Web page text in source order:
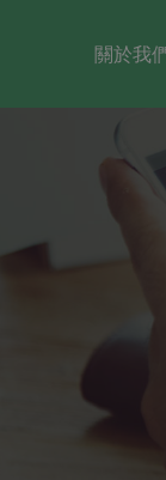
關於我